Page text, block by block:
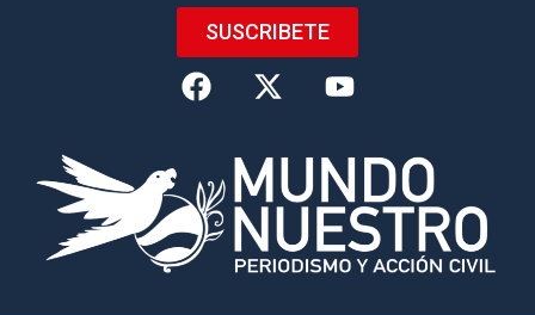
SUSCRIBETE